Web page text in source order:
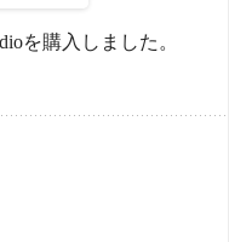
を購入しました。